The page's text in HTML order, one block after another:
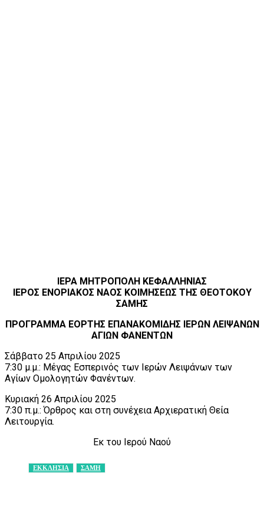
ΙΕΡΑ ΜΗΤΡΟΠΟΛΗ ΚΕΦΑΛΛΗΝΙΑΣ
ΙΕΡΟΣ ΕΝΟΡΙΑΚΟΣ ΝΑΟΣ ΚΟΙΜΗΣΕΩΣ ΤΗΣ ΘΕΟΤΟΚΟΥ
ΣΑΜΗΣ
ΠΡΟΓΡΑΜΜΑ ΕΟΡΤΗΣ ΕΠΑΝΑΚΟΜΙΔΗΣ ΙΕΡΩΝ ΛΕΙΨΑΝΩΝ
ΑΓΙΩΝ ΦΑΝΕΝΤΩΝ
Σάββατο 25 Απριλίου 2025
7:30 μ.μ.: Μέγας Εσπερινός των Ιερών Λειψάνων των
Αγίων Ομολογητών Φανέντων.
Κυριακή 26 Απριλίου 2025
7:30 π.μ.: Όρθρος και στη συνέχεια Αρχιερατική Θεία
Λειτουργία.
Εκ του Ιερού Ναού
ΕΚΚΛΗΣΙΑ ΣΑΜΗ